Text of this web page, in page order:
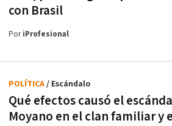
con Brasil
PoriProfesional
Qué efectos causó el
Moyano en el clan familiar y
POLÍTICA/ Escándalo